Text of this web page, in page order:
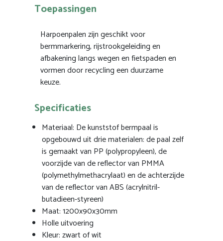
Toepassingen
Harpoenpalen zijn geschikt voor
bermmarkering, rijstrookgeleiding en
afbakening langs wegen en fietspaden en
vormen door recycling een duurzame
keuze.
Specificaties
Materiaal: De kunststof bermpaal is
opgebouwd uit drie materialen: de paal zelf
is gemaakt van PP (polypropyleen), de
voorzijde van de reflector van PMMA
(polymethylmethacrylaat) en de achterzijde
van de reflector van ABS (acrylnitril-
butadieen-styreen)
Maat: 1200x90x30mm
Holle uitvoering
Kleur: zwart of wit